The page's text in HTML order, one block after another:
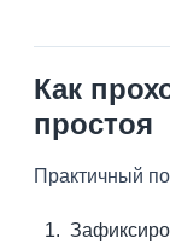
Как
простоя
Практичный